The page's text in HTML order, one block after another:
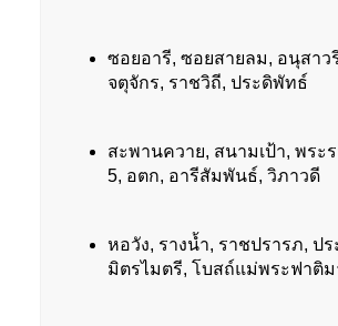
ซอยอารี, ซอยสายลม, อนุสาว
จตุจักร, ราชวิถี, ประดิพัทธ์
สะพานควาย, สนามเป้า, พระ
5, อตก, อารีสัมพันธ์, วิภาวดี
หอวัง, รางน้ำ, ราชปรารภ, ปร
มิตรไมตรี, โบสถ์แม่พระฟาติ